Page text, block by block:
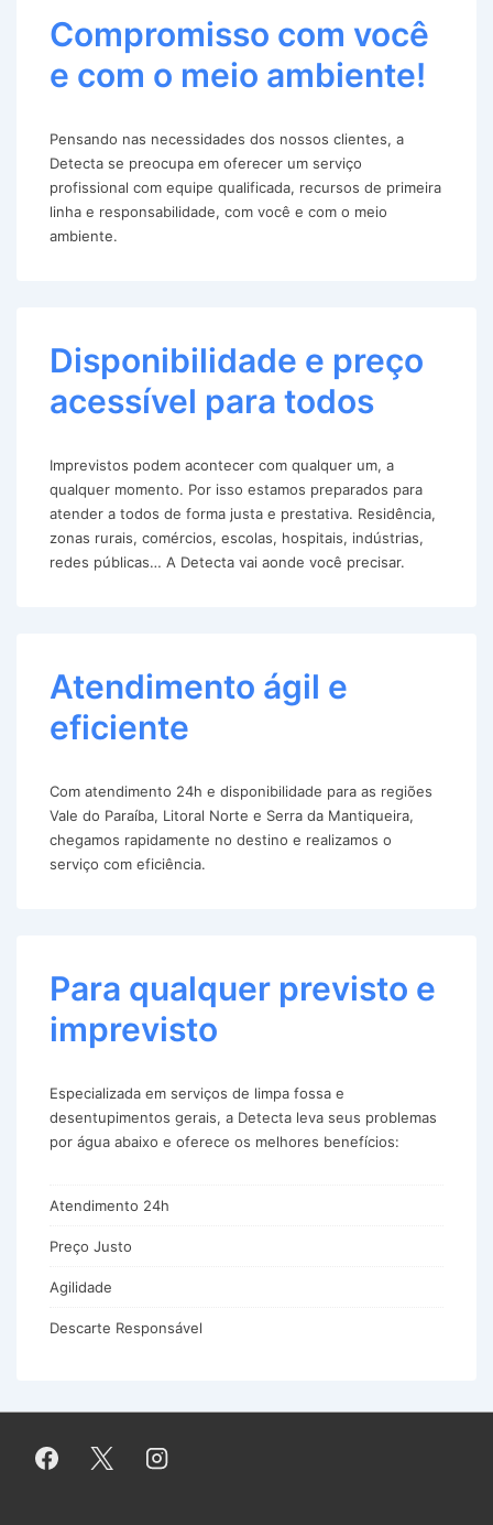
Compromisso com você
e com o meio ambiente!
Pensando nas necessidades dos nossos clientes, a
Detecta se preocupa em oferecer um serviço
profissional com equipe qualificada, recursos de primeira
linha e responsabilidade, com você e com o meio
ambiente.
Disponibilidade e preço
acessível para todos
Imprevistos podem acontecer com qualquer um, a
qualquer momento. Por isso estamos preparados para
atender a todos de forma justa e prestativa. Residência,
zonas rurais, comércios, escolas, hospitais, indústrias,
redes públicas… A Detecta vai aonde você precisar.
Atendimento ágil e
eficiente
Com atendimento 24h e disponibilidade para as regiões
Vale do Paraíba, Litoral Norte e Serra da Mantiqueira,
chegamos rapidamente no destino e realizamos o
serviço com eficiência.
Para qualquer previsto e
imprevisto
Especializada em serviços de limpa fossa e
desentupimentos gerais, a Detecta leva seus problemas
por água abaixo e oferece os melhores benefícios:
Atendimento 24h
Preço Justo
Agilidade
Descarte Responsável